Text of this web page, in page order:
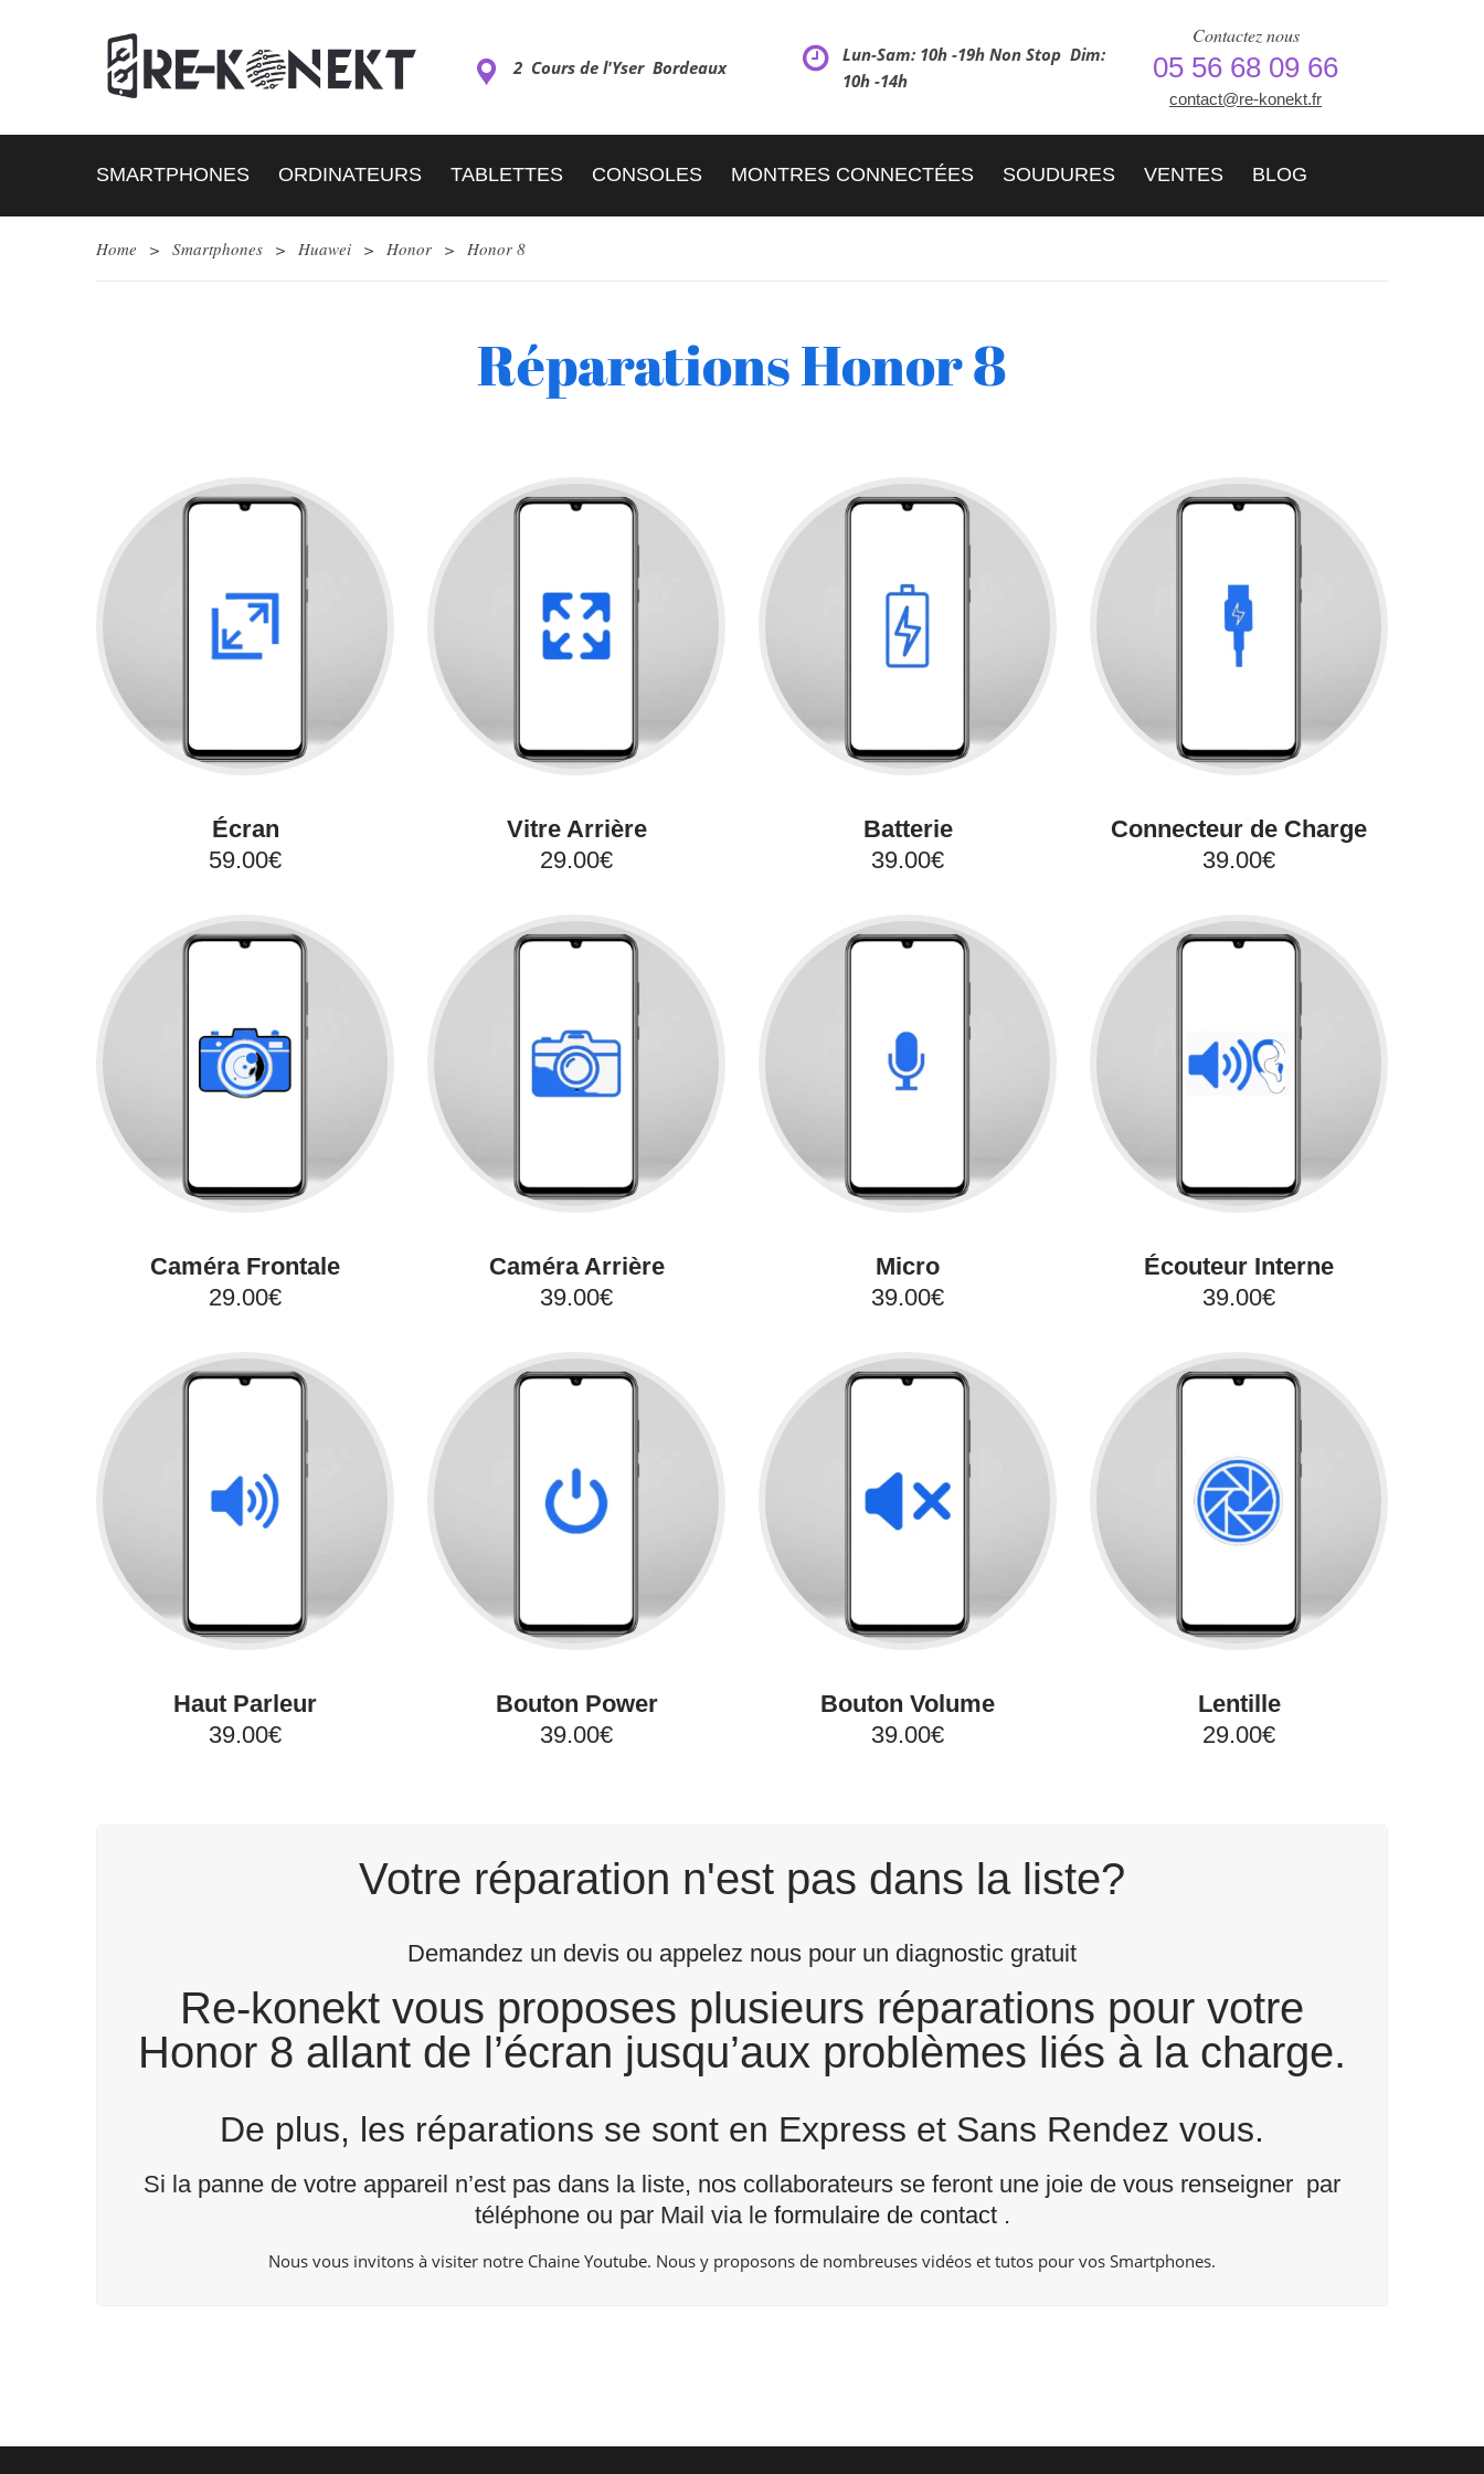
2 Cours de l'Yser Bordeaux
Lun-Sam: 10h -19h Non Stop Dim:
10h -14h
Contactez nous
05 56 68 09 66
contact@re-konekt.fr
SMARTPHONES ORDINATEURS TABLETTES CONSOLES MONTRES CONNECTÉES SOUDURES VENTES BLOG
Home > Smartphones > Huawei > Honor > Honor 8
Réparations Honor 8
Écran
59.00€
Vitre Arrière
29.00€
Batterie
39.00€
Connecteur de Charge
39.00€
Caméra Frontale
29.00€
Caméra Arrière
39.00€
Micro
39.00€
Écouteur Interne
39.00€
Haut Parleur
39.00€
Bouton Power
39.00€
Bouton Volume
39.00€
Lentille
29.00€
Votre réparation n'est pas dans la liste?
Demandez un devis ou appelez nous pour un diagnostic gratuit
Re-konekt vous proposes plusieurs réparations pour votre
Honor 8 allant de l’écran jusqu’aux problèmes liés à la charge.
De plus, les réparations se sont en Express et Sans Rendez vous.
Si la panne de votre appareil n’est pas dans la liste, nos collaborateurs se feront une joie de vous renseigner par
téléphone ou par Mail via le formulaire de contact.
Nous vous invitons à visiter notre Chaine Youtube. Nous y proposons de nombreuses vidéos et tutos pour vos Smartphones.